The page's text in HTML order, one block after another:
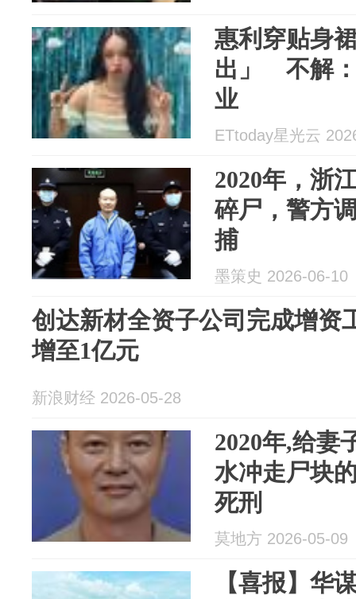
惠利穿贴身
出」 不解：
业
ETtoday星光云
2020年，浙
碎尸，警方
捕
墨策史 2026-06-10
创达新材全资子公司完成增资
增至1亿元
新浪财经 2026-05-28
2020年,给妻
水冲走尸块
死刑
莫地方 2026-05-09
【喜报】华